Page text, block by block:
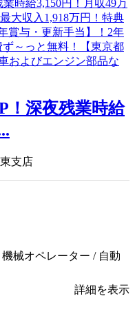
！深夜残業時給
支店
械オペレーター / 自動
詳細を表示